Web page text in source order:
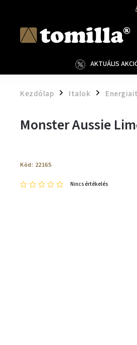
AKTUÁLIS
Kezdőlap / Italok /
Monster Aussie
Kód: 22165
Nincs értékelés